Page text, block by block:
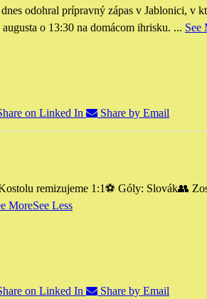
odohral prípravný zápas v Jablonici, v
o 13:30 na domácom ihrisku. ... See
on Linked In Share by Email
remizujeme 1:1⚽️ Góly: Slovák👥
MoreSee Less
on Linked In Share by Email